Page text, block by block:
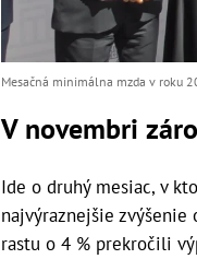
Mesačná minimálna mzda v roku
V novembri
Ide o druhý mesiac, v
najvýraznejšie
rastu o 4 % prekročili